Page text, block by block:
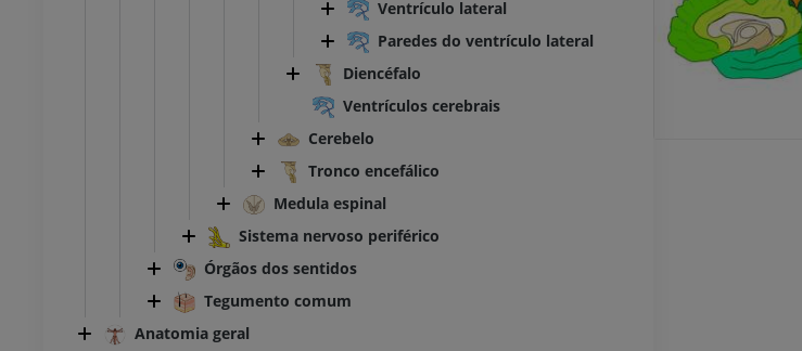
Ventrículo lateral
Paredes do ventrículo lateral
Diencéfalo
Ventrículos cerebrais
Cerebelo
Tronco encefálico
Medula espinal
Sistema nervoso periférico
Órgãos dos sentidos
Tegumento comum
Anatomia geral
TC do tornozelo e do pé
Radiografias do membro